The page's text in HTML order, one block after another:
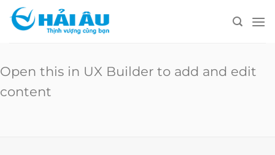
Skip
Open this in UX Builder to add and edit
content